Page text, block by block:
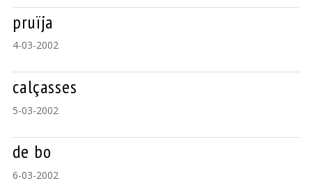
pruïja
4-03-2002
calçasses
5-03-2002
de bo
6-03-2002